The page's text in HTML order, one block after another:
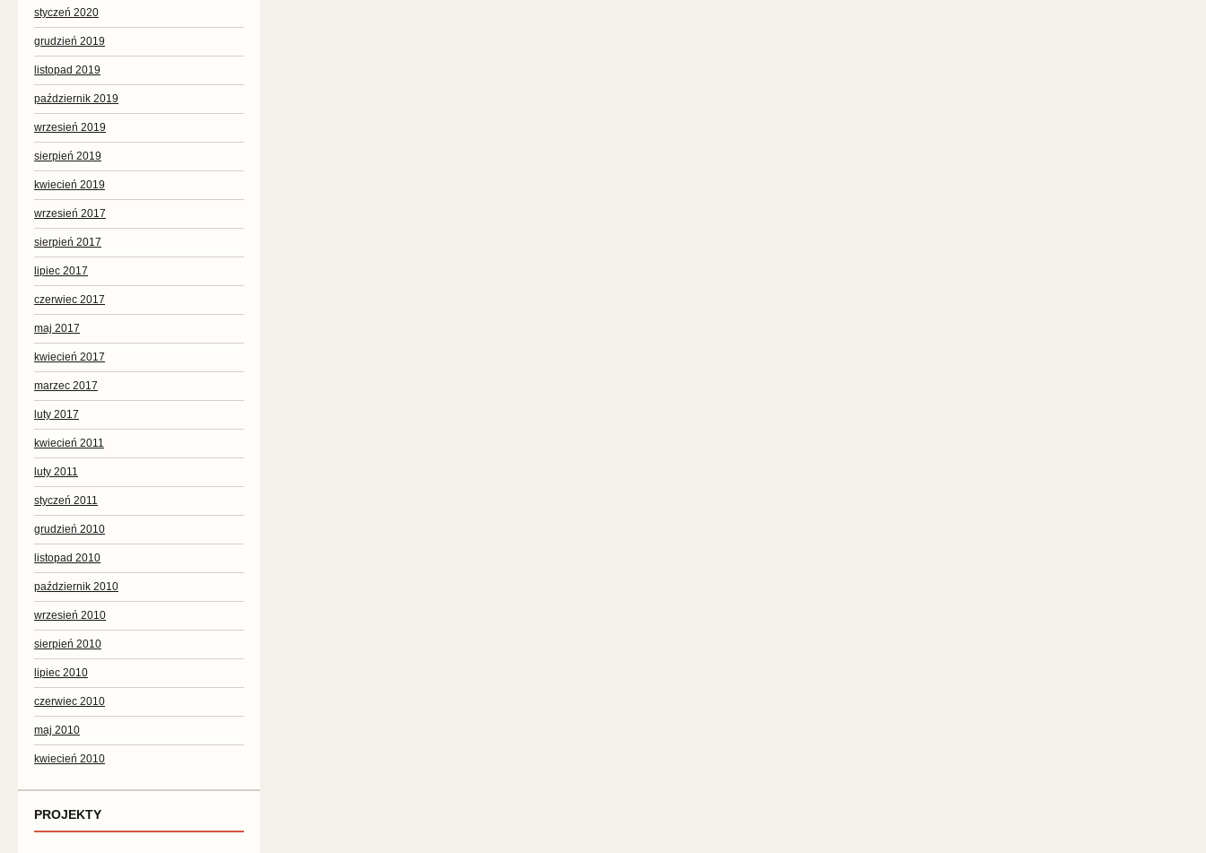
styczeń 2020
grudzień 2019
listopad 2019
październik 2019
wrzesień 2019
sierpień 2019
kwiecień 2019
wrzesień 2017
sierpień 2017
lipiec 2017
czerwiec 2017
maj 2017
kwiecień 2017
marzec 2017
luty 2017
kwiecień 2011
luty 2011
styczeń 2011
grudzień 2010
listopad 2010
październik 2010
wrzesień 2010
sierpień 2010
lipiec 2010
czerwiec 2010
maj 2010
kwiecień 2010
PROJEKTY